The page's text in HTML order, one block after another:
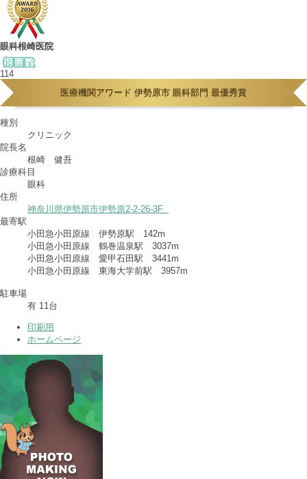
眼科根崎医院
114
医療機関アワード 伊勢原市 眼科部門 最優秀賞
種別
クリニック
院長名
根崎 健吾
診療科目
眼科
住所
神奈川県伊勢原市伊勢原2-2-26-3F
最寄駅
小田急小田原線 伊勢原駅 142m
小田急小田原線 鶴巻温泉駅 3037m
小田急小田原線 愛甲石田駅 3441m
小田急小田原線 東海大学前駅 3957m
駐車場
有 11台
印刷用
ホームページ